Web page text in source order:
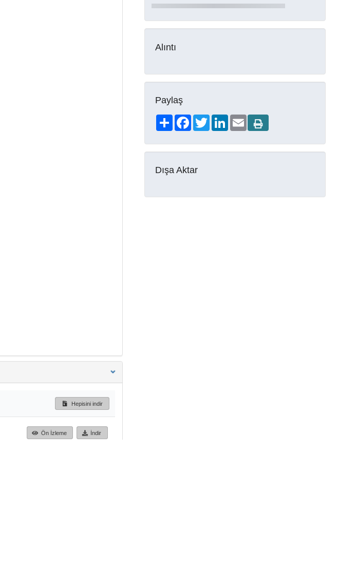
Hepisini indir
Ön İzleme İndir
Alıntı
Paylaş
ShareFacebookTwitterLinkedIn
Email
Dışa Aktar